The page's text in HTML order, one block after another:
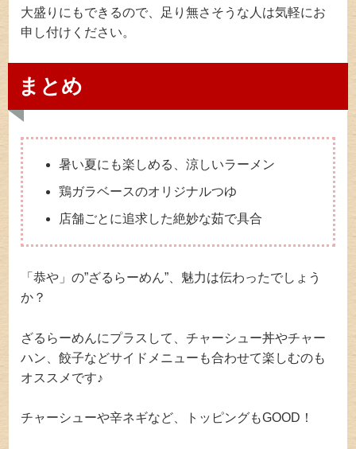
大盛りにもできるので、足り無さそうな人は気軽にお
申し付けください。
まとめ
暑い夏にも楽しめる、涼しいラーメン
鶏ガラベースのオリジナルつゆ
店舗ごとに追求した絶妙な茹で具合
「恭や」の”ざるらーめん”、魅力は伝わったでしょう
か？
ざるらーめんにプラスして、チャーシュー丼やチャー
ハン、餃子などサイドメニューも合わせて楽しむのも
オススメです♪
チャーシューや辛ネギなど、トッピングもGOOD！